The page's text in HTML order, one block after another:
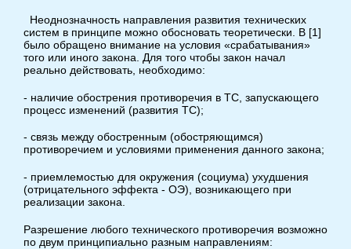
Неоднозначность направления развития технических
систем в принципе можно обосновать теоретически. В [1]
было обращено внимание на условия «срабатывания»
того или иного закона. Для того чтобы закон начал
реально действовать, необходимо:
- наличие обострения противоречия в ТС, запускающего
процесс изменений (развития ТС);
- связь между обостренным (обостряющимся)
противоречием и условиями применения данного закона;
- приемлемостью для окружения (социума) ухудшения
(отрицательного эффекта - ОЭ), возникающего при
реализации закона.
Разрешение любого технического противоречия возможно
по двум принципиально разным направлениям: